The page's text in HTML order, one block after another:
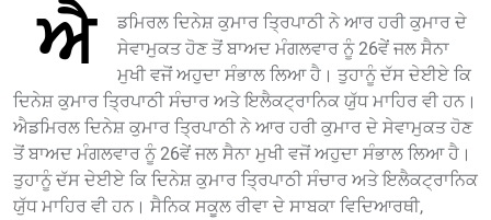
ਐ
ਡਮਿਰਲ ਦਿਨੇਸ਼ ਕੁਮਾਰ ਤ੍ਰਿਪਾਠੀ ਨੇ ਆਰ ਹਰੀ ਕੁਮਾਰ ਦੇ
ਸੇਵਾਮੁਕਤ ਹੋਣ ਤੋਂ ਬਾਅਦ ਮੰਗਲਵਾਰ ਨੂੰ 26ਵੇਂ ਜਲ ਸੈਨਾ
ਮੁਖੀ ਵਜੋਂ ਅਹੁਦਾ ਸੰਭਾਲ ਲਿਆ ਹੈ। ਤੁਹਾਨੂੰ ਦੱਸ ਦੇਈਏ ਕਿ
ਦਿਨੇਸ਼ ਕੁਮਾਰ ਤ੍ਰਿਪਾਠੀ ਸੰਚਾਰ ਅਤੇ ਇਲੈਕਟ੍ਰਾਨਿਕ ਯੁੱਧ ਮਾਹਿਰ ਵੀ ਹਨ।
ਐਡਮਿਰਲ ਦਿਨੇਸ਼ ਕੁਮਾਰ ਤ੍ਰਿਪਾਠੀ ਨੇ ਆਰ ਹਰੀ ਕੁਮਾਰ ਦੇ ਸੇਵਾਮੁਕਤ ਹੋਣ
ਤੋਂ ਬਾਅਦ ਮੰਗਲਵਾਰ ਨੂੰ 26ਵੇਂ ਜਲ ਸੈਨਾ ਮੁਖੀ ਵਜੋਂ ਅਹੁਦਾ ਸੰਭਾਲ ਲਿਆ ਹੈ।
ਤੁਹਾਨੂੰ ਦੱਸ ਦੇਈਏ ਕਿ ਦਿਨੇਸ਼ ਕੁਮਾਰ ਤ੍ਰਿਪਾਠੀ ਸੰਚਾਰ ਅਤੇ ਇਲੈਕਟ੍ਰਾਨਿਕ
ਯੁੱਧ ਮਾਹਿਰ ਵੀ ਹਨ। ਸੈਨਿਕ ਸਕੂਲ ਰੀਵਾ ਦੇ ਸਾਬਕਾ ਵਿਦਿਆਰਥੀ,